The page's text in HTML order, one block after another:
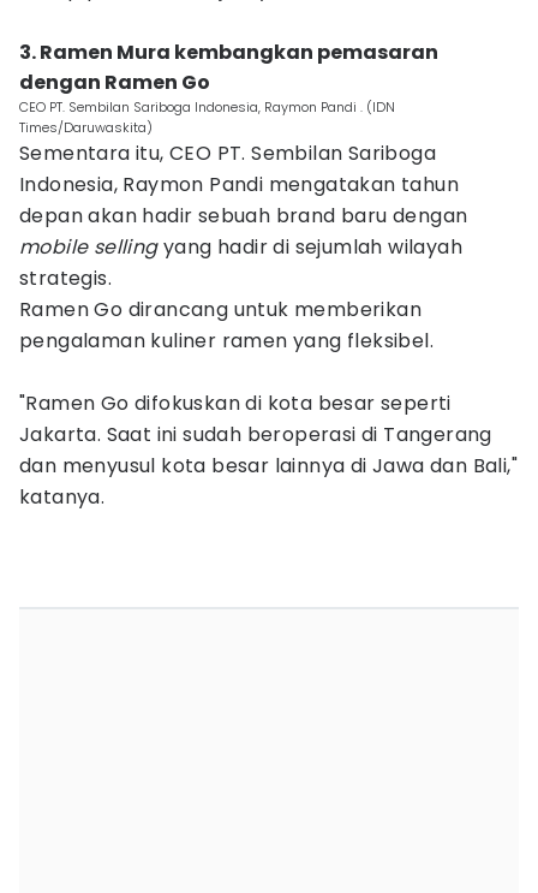
‎3. Ramen Mura kembangkan pemasaran
dengan Ramen Go
CEO PT. Sembilan Sariboga Indonesia, Raymon Pandi . (IDN
Times/Daruwaskita)
Sementara itu, CEO PT. Sembilan Sariboga
Indonesia, Raymon Pandi mengatakan tahun
depan akan hadir sebuah brand baru dengan
mobile sellingyang hadir di sejumlah wilayah
strategis.
‎Ramen Go dirancang untuk memberikan
pengalaman kuliner ramen yang fleksibel.
‎"Ramen Go difokuskan di kota besar seperti
Jakarta. Saat ini sudah beroperasi di Tangerang
dan menyusul kota besar lainnya di Jawa dan Bali,"
katanya.